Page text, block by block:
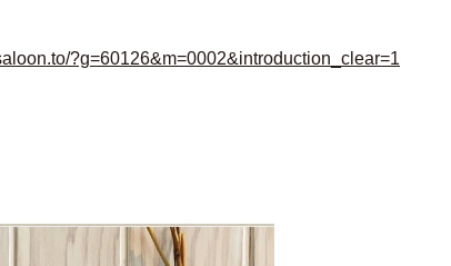
?g=60126&m=0002&introduction_clear=1